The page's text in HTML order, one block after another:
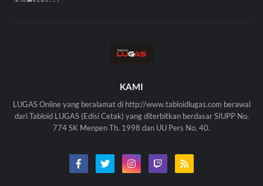
KAMI
LUGAS Online yang beralamat di http://www.tabloidlugas.com berawal
dari Tabloid LUGAS (Edisi Cetak) yang diterbitkan berdasar SIUPP No.
774 SK Menpen Th. 1998 dan UU Pers No. 40.